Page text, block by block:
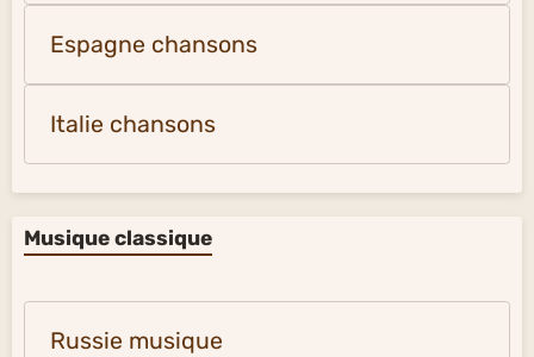
Espagne chansons
Italie chansons
Musique classique
Russie musique